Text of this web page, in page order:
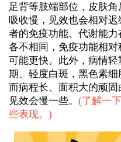
足背等肢端部位，皮肤
吸收慢，见效也会相对
者的免疫功能、代谢能
各不相同，免疫功能相
可能更快。此外，病情
期、轻度白斑，黑色素
而病程长、面积大的顽固
见效会慢一些。 (了解一
些表现。 )